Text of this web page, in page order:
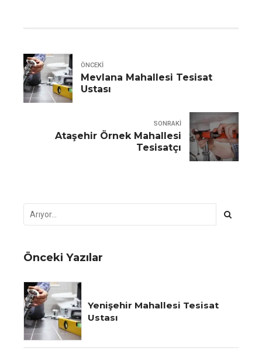
ÖNCEKI
Mevlana Mahallesi Tesisat
Ustası
SONRAKI
Ataşehir Örnek Mahallesi
Tesisatçı
Önceki Yazılar
Yenişehir Mahallesi Tesisat
Ustası